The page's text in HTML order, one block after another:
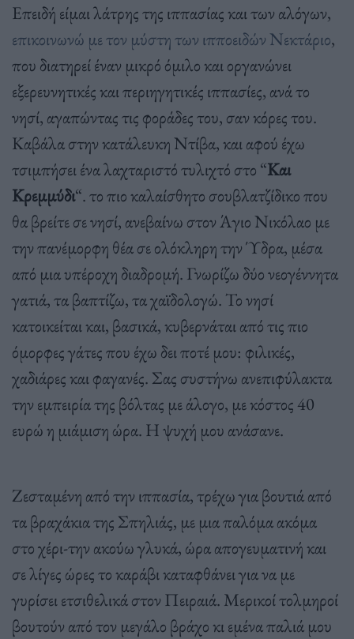
Επειδή είμαι λάτρης της ιππασίας και των αλόγων,
επικοινωνώ με τον μύστη των ιπποειδών Νεκτάριο,
που διατηρεί έναν μικρό όμιλο και οργανώνει
εξερευνητικές και περιηγητικές ιππασίες, ανά το
νησί, αγαπώντας τις φοράδες του, σαν κόρες του.
Καβάλα στην κατάλευκη Ντίβα, και αφού έχω
τσιμπήσει ένα λαχταριστό τυλιχτό στο “Και
Κρεμμύδι“. το πιο καλαίσθητο σουβλατζίδικο που
θα βρείτε σε νησί, ανεβαίνω στον Άγιο Νικόλαο με
την πανέμορφη θέα σε ολόκληρη την Ύδρα, μέσα
από μια υπέροχη διαδρομή. Γνωρίζω δύο νεογέννητα
γατιά, τα βαπτίζω, τα χαϊδολογώ. Το νησί
κατοικείται και, βασικά, κυβερνάται από τις πιο
όμορφες γάτες που έχω δει ποτέ μου: φιλικές,
χαδιάρες και φαγανές. Σας συστήνω ανεπιφύλακτα
την εμπειρία της βόλτας με άλογο, με κόστος 40
ευρώ η μιάμιση ώρα. Η ψυχή μου ανάσανε.
Ζεσταμένη από την ιππασία, τρέχω για βουτιά από
τα βραχάκια της Σπηλιάς, με μια παλόμα ακόμα
στο χέρι-την ακούω γλυκά, ώρα απογευματινή και
σε λίγες ώρες το καράβι καταφθάνει για να με
γυρίσει ετσιθελικά στον Πειραιά. Μερικοί τολμηροί
βουτούν από τον μεγάλο βράχο κι εμένα παλιά μου